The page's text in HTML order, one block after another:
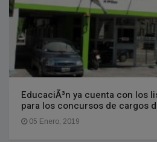
EducaciÃ³n ya cuenta con los
para los concursos de cargos
05 Enero, 2019